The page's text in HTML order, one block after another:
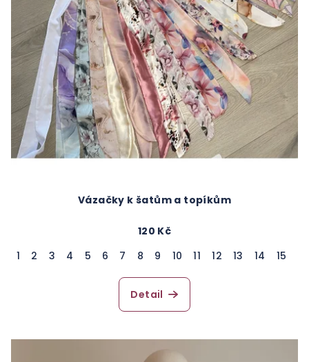
Vázačky k šatům a topíkům
120 Kč
1
2 3 4 5 6 7 8 9 10 11 12 13 14 15
Detail